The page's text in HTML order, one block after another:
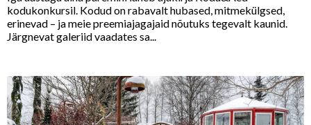
kodukonkursil. Kodud on rabavalt hubased, mitmekülgsed,
erinevad – ja meie preemiajagajaid nõutuks tegevalt kaunid.
Järgnevat galeriid vaadates sa...